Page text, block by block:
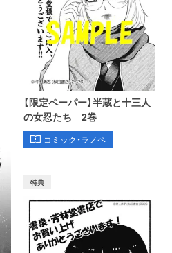
【限定ペーパー】半蔵と十三人
の女忍たち 2巻
コミック・ラノベ
特典